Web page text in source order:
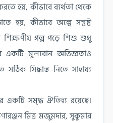
করতে হয়, কীভাবে ব্যর্থতা থেকে
হয়, কীভাবে অল্পে সন্তুষ্ট
শিক্ষণীয় গল্প পড়ে শিশু শুধু
একটি মূল্যবান অভিজ্ঞতাও
সিদ্ধান্ত নিতে সাহায্য
একটি সমৃদ্ধ ঐতিহ্য রয়েছে।
মিত্র মজুমদার, সুকুমার